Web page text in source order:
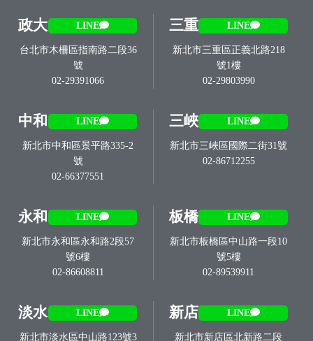
政大 LINE
台北市木柵區指南路二段36
號
02-29391066
三重 LINE
新北市三重區正義北路218
號1樓
02-29803990
中和 LINE
新北市中和區景平路335-2
號
02-66377551
三峽 LINE
新北市三峽區國際二街31號
02-86712255
永和 LINE
新北市永和區永和路2段57
號6樓
02-86608811
板橋 LINE
新北市板橋區中山路一段10
號5樓
02-89539911
淡水 LINE
新北市淡水區中山路123號3
新店 LINE
新北市新店區北新路二段